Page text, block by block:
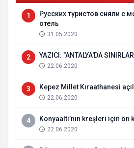
1
Русских туристов сняли с
отель
31.05.2020
2 YAZICI: "ANTALYA'DA
22.06.2020
3 Kepez Millet Kıraathanesi
22.06.2020
4 Konyaaltı’nın kreşleri için ön
22.06.2020